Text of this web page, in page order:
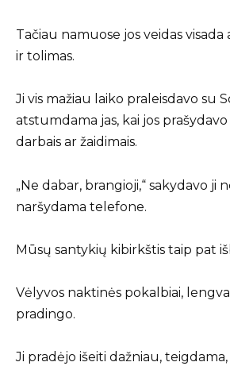
Tačiau namuose jos veidas
ir tolimas.
Ji vis mažiau laiko praleisdavo su
atstumdama jas, kai jos
darbais ar žaidimais.
„Ne dabar, brangioji,“ sakydavo ji
naršydama telefone.
Mūsų santykių kibirkštis taip pat
Vėlyvos naktinės pokalbiai,
pradingo.
Ji pradėjo išeiti dažniau, teigdama,